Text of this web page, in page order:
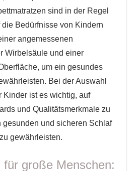
sind in der Regel
Bedürfnisse von Kindern
angemessenen
Wirbelsäule und einer
um ein gesundes
Bei der Auswahl
Kinder ist es wichtig, auf
und Qualitätsmerkmale zu
gesunden und sicheren Schlaf
gewährleisten.
für große Menschen: